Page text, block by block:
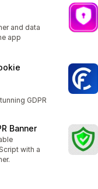
and data
app
GDPR
Banner
with a